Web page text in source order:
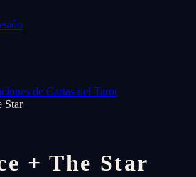
de Cartas del Tarot
Star
+The Star